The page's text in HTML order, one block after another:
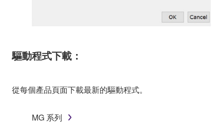
驅動程式下載：
從每個產品頁面下載最新的驅動程式。
MG 系列